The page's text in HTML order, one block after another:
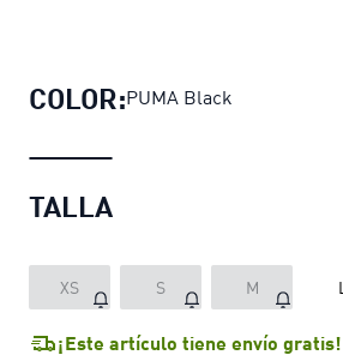
COLOR:PUMA Black
TALLA
XS S M L
¡Este artículo tiene envío gratis!